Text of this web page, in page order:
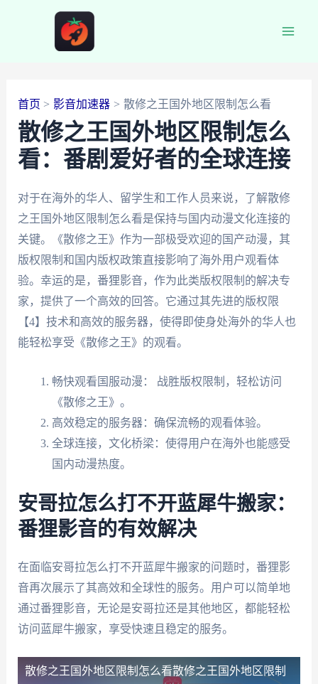
首页 影音加速器 散修之王国外地区限制怎么看
散修之王国外地区限制怎么
看：番剧爱好者的全球连接
对于在海外的华人、留学生和工作人员来说，了解散修
之王国外地区限制怎么看是保持与国内动漫文化连接的
关键。《散修之王》作为一部极受欢迎的国产动漫，其
版权限制和国内版权政策直接影响了海外用户观看体
验。幸运的是，番狸影音，作为此类版权限制的解决专
家，提供了一个高效的回答。它通过其先进的版权限
【4】技术和高效的服务器，使得即使身处海外的华人也
能轻松享受《散修之王》的观看。
畅快观看国服动漫： 战胜版权限制，轻松访问
《散修之王》。
高效稳定的服务器：确保流畅的观看体验。
全球连接，文化桥梁：使得用户在海外也能感受
国内动漫热度。
安哥拉怎么打不开蓝犀牛搬家：
番狸影音的有效解决
在面临安哥拉怎么打不开蓝犀牛搬家的问题时，番狸影
音再次展示了其高效和全球性的服务。用户可以简单地
通过番狸影音，无论是安哥拉还是其他地区，都能轻松
访问蓝犀牛搬家，享受快速且稳定的服务。
散修之王国外地区限制怎么看散修之王国外地区限制